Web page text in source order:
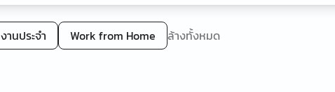
งานประจำ Work from Home ล้างทั้งหมด